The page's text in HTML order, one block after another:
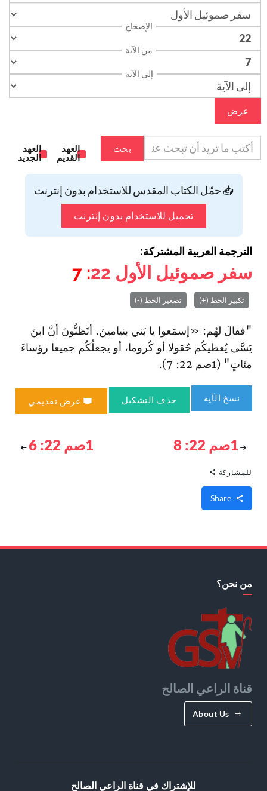
الإصحاح
من الآية
إلى الآية
عرض
بحث
العهد
القديم
العهد
الجديد
📥 حمّل الكتاب المقدس للاستخدام بدون إنترنت
تحميل للاستخدام بدون إنترنت
الترجمة العربية المشتركة:
سفر صموئيل الأول 22
: 7
تكبير الخط (+) تصغير الخط (-)
"فقالَ لهُم: «إسمَعوا يا بَني بنيامينَ. أتَظنُّونَ أنَّ ا‏بنَ
يَسَّى‌ يُعطيكُم حُقولا أو كُروما، أو يجعلُكُم جميعا رؤساءَ
مئاتٍ" (1صم 22: 7).
نسخ الآية حذف التشكيل عرض تقديمي
1صم 22: 8 1صم 22: 6
للمشاركة
من نحن؟
قناة الراعي الصالح
About Us
للإشتراك في قناة الراعي الصالح